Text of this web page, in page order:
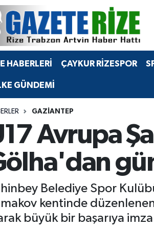
HABERLERİ ÇAYKUR RİZESPOR
GÜNDEMİ
GAZIANTEP
Avrupa
Belediye Spor
kentinde
büyük bir başarıya imza
news
Eczaneler
Durumu
Yoğunluk Haritası
Haberleri